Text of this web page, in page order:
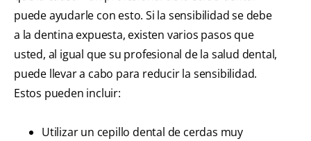
puede ayudarle con esto. Si la sensibilidad se debe
a la dentina expuesta, existen varios pasos que
usted, al igual que su profesional de la salud dental,
puede llevar a cabo para reducir la sensibilidad.
Estos pueden incluir:
Utilizar un cepillo dental de cerdas muy